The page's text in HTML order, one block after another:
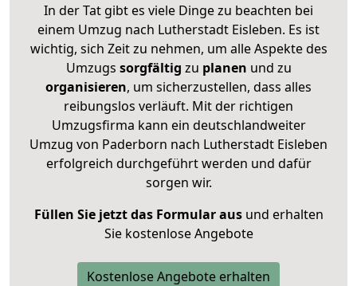
In der Tat gibt es viele Dinge zu beachten bei
einem Umzug nach Lutherstadt Eisleben. Es ist
wichtig, sich Zeit zu nehmen, um alle Aspekte des
Umzugs sorgfältig zu planen und zu
organisieren, um sicherzustellen, dass alles
reibungslos verläuft. Mit der richtigen
Umzugsfirma kann ein deutschlandweiter
Umzug von Paderborn nach Lutherstadt Eisleben
erfolgreich durchgeführt werden und dafür
sorgen wir.
Füllen Sie jetzt das Formular ausund erhalten
Sie kostenlose Angebote
Kostenlose Angebote erhalten